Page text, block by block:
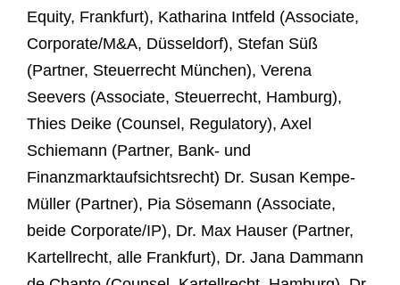
Equity, Frankfurt), Katharina Intfeld (Associate,
Corporate/M&A, Düsseldorf), Stefan Süß
(Partner, Steuerrecht München), Verena
Seevers (Associate, Steuerrecht, Hamburg),
Thies Deike (Counsel, Regulatory), Axel
Schiemann (Partner, Bank- und
Finanzmarktaufsichtsrecht) Dr. Susan Kempe-
Müller (Partner), Pia Sösemann (Associate,
beide Corporate/IP), Dr. Max Hauser (Partner,
Kartellrecht, alle Frankfurt), Dr. Jana Dammann